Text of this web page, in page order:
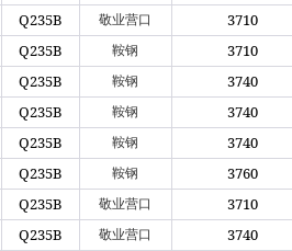
Q235B 敬业营口 3710
Q235B 鞍钢 3710
Q235B 鞍钢 3740
Q235B 鞍钢 3740
Q235B 鞍钢 3740
Q235B 鞍钢 3760
Q235B 敬业营口 3710
Q235B 敬业营口 3740